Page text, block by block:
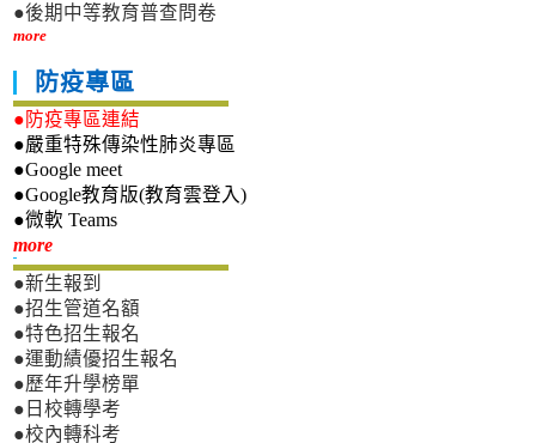
●後期中等教育普查問卷
more
防疫專區
●防疫專區連結
●嚴重特殊傳染性肺炎專區
●Google meet
●Google教育版(教育雲登入)
●微軟 Teams
more新生專區
●新生報到
●招生管道名額
●特色招生報名
●運動績優招生報名
●歷年升學榜單
●日校轉學考
●校內轉科考